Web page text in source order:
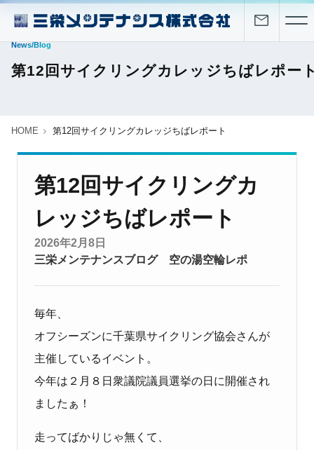
News/Blog
第12回サイクリングカレッジちばレポー
HOME 第12回サイクリングカレッジちばレポート
第12回サイクリングカ
レッジちばレポート
2026年2月8日
三栄メンテナンスブログ
空の湯空輪レポ
毎年、
オフシーズンに千葉県サイクリング協会さんが
主催しているイベント。
今年は２月８日衆議院議員選挙の日に開催され
ましたぁ！
走ってばかりじゃ無くて、